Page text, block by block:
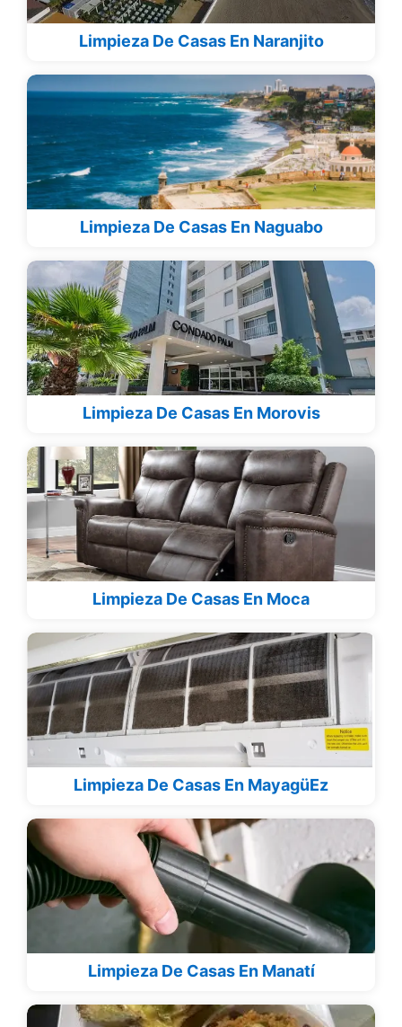
Limpieza De Casas En Naranjito
Limpieza De Casas En Naguabo
Limpieza De Casas En Morovis
Limpieza De Casas En Moca
Limpieza De Casas En MayagüEz
Limpieza De Casas En Manatí